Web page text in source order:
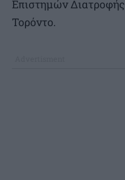
Επιστημών
Τορόντο.